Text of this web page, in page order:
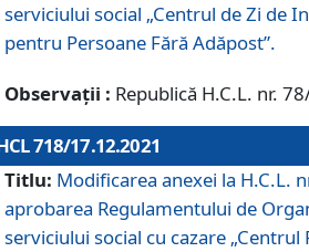
serviciului social „Centrul de Zi de
pentru Persoane Fără Adăpost”.
Observații : Republică H.C.L. nr.
718/17.12.2021
Titlu: Modificarea anexei la H.C.L.
aprobarea Regulamentului de
serviciului social cu cazare